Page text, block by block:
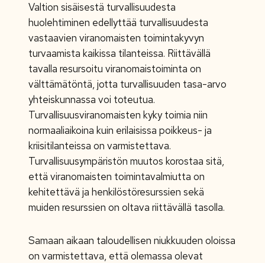
Valtion sisäisestä turvallisuudesta
huolehtiminen edellyttää turvallisuudesta
vastaavien viranomaisten toimintakyvyn
turvaamista kaikissa tilanteissa. Riittävällä
tavalla resursoitu viranomaistoiminta on
välttämätöntä, jotta turvallisuuden tasa-arvo
yhteiskunnassa voi toteutua.
Turvallisuusviranomaisten kyky toimia niin
normaaliaikoina kuin erilaisissa poikkeus- ja
kriisitilanteissa on varmistettava.
Turvallisuusympäristön muutos korostaa sitä,
että viranomaisten toimintavalmiutta on
kehitettävä ja henkilöstöresurssien sekä
muiden resurssien on oltava riittävällä tasolla.
Samaan aikaan taloudellisen niukkuuden oloissa
on varmistettava, että olemassa olevat